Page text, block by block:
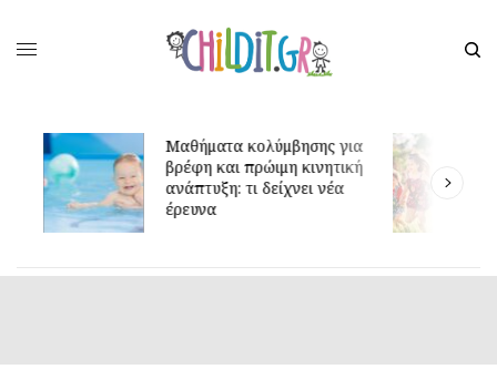
Μαθήματα κολύμβησης για
βρέφη και πρώιμη κινητική
ανάπτυξη: τι δείχνει νέα
έρευνα